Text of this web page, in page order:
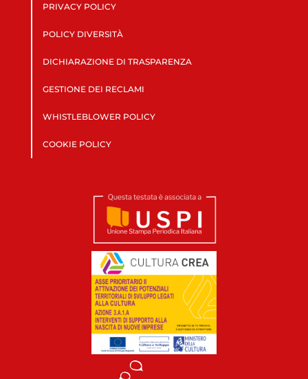
PRIVACY POLICY
POLICY DIVERSITÀ
DICHIARAZIONE DI TRASPARENZA
GESTIONE DEI RECLAMI
WHISTLEBLOWER POLICY
COOKIE POLICY